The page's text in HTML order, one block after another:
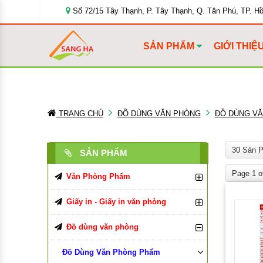
Số 72/15 Tây Thạnh, P. Tây Thạnh, Q. Tân Phú, TP.
SẢN PHẨM GIỚI
TRANG CHỦ ĐỒ DÙNG VĂN PHÒNG ĐỒ DÙNG
SẢN PHẨM
Văn Phòng Phẩm
Bút Viết Các Loại
Bút Bi
Bút Chì, Ruột Chì
Bìa Đựng Hồ Sơ
Bìa Màu
Tập, Vở, Sổ
Giấy in - Giấy in văn phòng
Giấy In, Giấy Photocopy
Giấy in Double A
Giấy văn phòng
Đồ dùng văn phòng
Đồ Dùng Văn Phòng Phẩm
30 Sản
Page 1